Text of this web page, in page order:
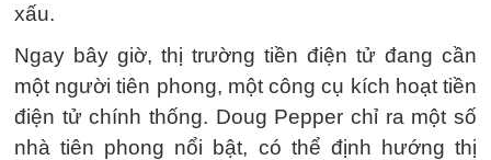
xấu.
Ngay bây giờ, thị trường tiền điện tử đang cần
một người tiên phong, một công cụ kích hoạt tiền
điện tử chính thống. Doug Pepper chỉ ra một số
nhà tiên phong nổi bật, có thể định hướng thị